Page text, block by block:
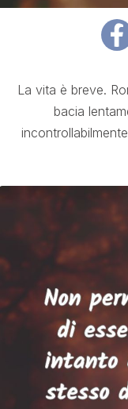
La vita è breve.
bacia